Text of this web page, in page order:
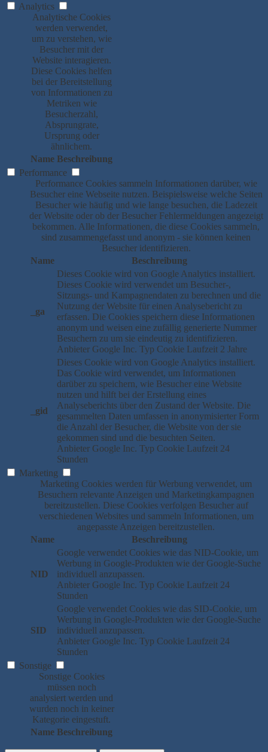
Analytics
Analytische Cookies
werden verwendet,
um zu verstehen, wie
Besucher mit der
Website interagieren.
Diese Cookies helfen
bei der Bereitstellung
von Informationen zu
Metriken wie
Besucherzahl,
Absprungrate,
Ursprung oder
ähnlichem.
Name Beschreibung
Performance
Performance Cookies sammeln Informationen darüber, wie
Besucher eine Webseite nutzen. Beispielsweise welche Seiten
Besucher wie häufig und wie lange besuchen, die Ladezeit
der Website oder ob der Besucher Fehlermeldungen angezeigt
bekommen. Alle Informationen, die diese Cookies sammeln,
sind zusammengefasst und anonym - sie können keinen
Besucher identifizieren.
Name
Beschreibung
_ga
Dieses Cookie wird von Google Analytics installiert.
Dieses Cookie wird verwendet um Besucher-,
Sitzungs- und Kampagnendaten zu berechnen und die
Nutzung der Website für einen Analysebericht zu
erfassen. Die Cookies speichern diese Informationen
anonym und weisen eine zufällig generierte Nummer
Besuchern zu um sie eindeutig zu identifizieren.
Anbieter Google Inc. Typ Cookie Laufzeit 2 Jahre
_gid
Dieses Cookie wird von Google Analytics installiert.
Das Cookie wird verwendet, um Informationen
darüber zu speichern, wie Besucher eine Website
nutzen und hilft bei der Erstellung eines
Analyseberichts über den Zustand der Website. Die
gesammelten Daten umfassen in anonymisierter Form
die Anzahl der Besucher, die Website von der sie
gekommen sind und die besuchten Seiten.
Anbieter Google Inc. Typ Cookie Laufzeit 24
Stunden
Marketing
Marketing Cookies werden für Werbung verwendet, um
Besuchern relevante Anzeigen und Marketingkampagnen
bereitzustellen. Diese Cookies verfolgen Besucher auf
verschiedenen Websites und sammeln Informationen, um
angepasste Anzeigen bereitzustellen.
Name
Beschreibung
NID
Google verwendet Cookies wie das NID-Cookie, um
Werbung in Google-Produkten wie der Google-Suche
individuell anzupassen.
Anbieter Google Inc. Typ Cookie Laufzeit 24
Stunden
SID
Google verwendet Cookies wie das SID-Cookie, um
Werbung in Google-Produkten wie der Google-Suche
individuell anzupassen.
Anbieter Google Inc. Typ Cookie Laufzeit 24
Stunden
Sonstige
Sonstige Cookies
müssen noch
analysiert werden und
wurden noch in keiner
Kategorie eingestuft.
Name Beschreibung